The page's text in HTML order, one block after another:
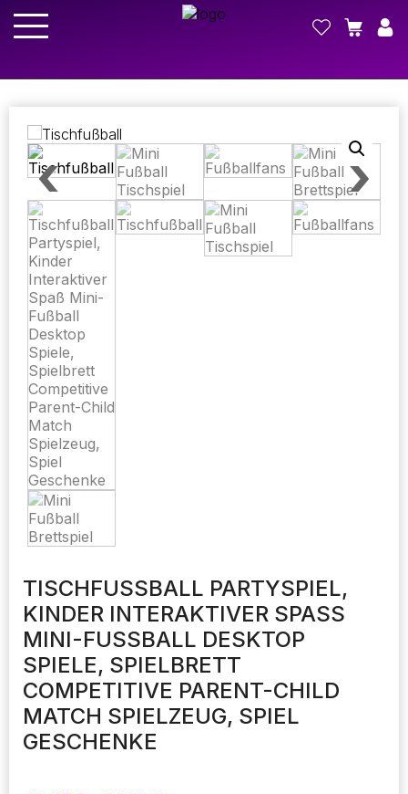
TISCHFUSSBALL PARTYSPIEL, K
INDER INTERAKTIVER SPASS MI
NI-FUSSBALL DESKTOP SPI
ELE, SPIELBRETT COM
PETITIVE PARENT-CHILD MAT
CH SPIELZEUG, SPIEL GES
CHENKE